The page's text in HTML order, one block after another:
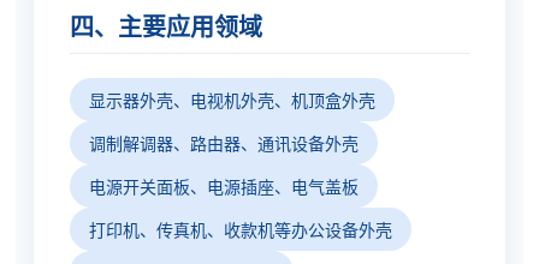
四、主要应用领域
显示器外壳、电视机外壳、机顶盒外壳
调制解调器、路由器、通讯设备外壳
电源开关面板、电源插座、电气盖板
打印机、传真机、收款机等办公设备外壳